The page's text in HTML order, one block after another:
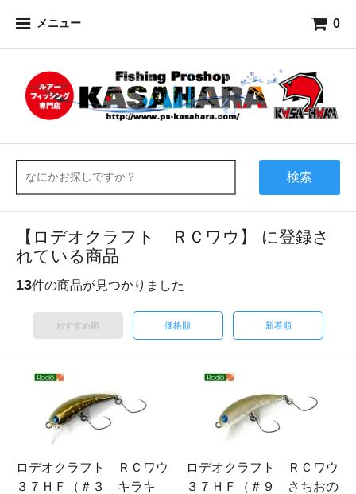
メニュー 0
検索
【ロデオクラフト ＲＣワウ】 に登録さ
れている商品
13件の商品が見つかりました
おすすめ順 価格順 新着順
ロデオクラフト ＲＣワウ
３７ＨＦ（＃３ キラキ
ロデオクラフト ＲＣワウ
３７ＨＦ（＃９ さちおの